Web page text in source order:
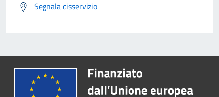
Segnala disservizio